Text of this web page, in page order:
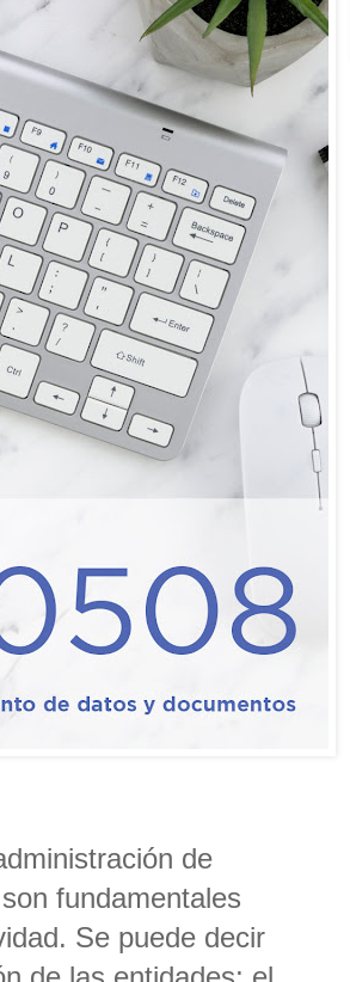
de
fundamentales
Se puede decir